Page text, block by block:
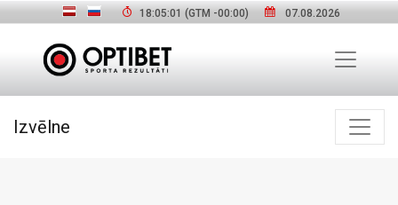
18:05:02 (GTM -00:00) 07.08.2026
Izvēlne